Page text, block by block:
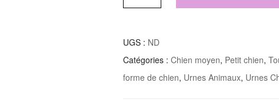
UGS : ND
Catégories :Chien moyen, Petit chien,
forme de chien, Urnes Animaux, Urnes